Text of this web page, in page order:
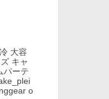
大容
キャ
パーテ
o